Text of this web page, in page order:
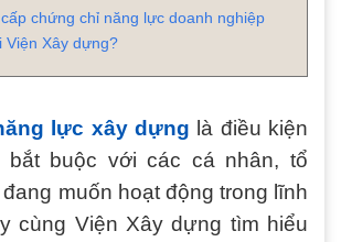
chứng chỉ năng lực doanh nghiệp
Viện Xây dựng?
lực xây dựng là điều kiện
bắt buộc với các cá nhân, tổ
muốn hoạt động trong lĩnh
cùng Viện Xây dựng tìm hiểu